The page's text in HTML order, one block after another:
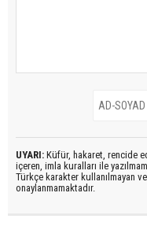
UYARI: Küfür, hakaret, rencide
içeren, imla kuralları ile
Türkçe karakter kullanılmayan
onaylanmamaktadır.